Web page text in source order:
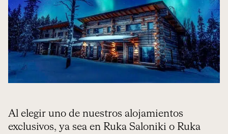
Al elegir uno de nuestros alojamientos
exclusivos, ya sea en Ruka Saloniki o Ruka